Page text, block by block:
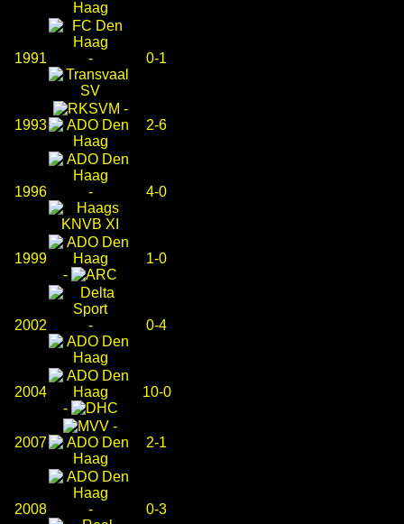
1991 - 0-1
1993
-
2-6
1996 - 4-0
1999
-
1-0
2002 - 0-4
2004
-
10-0
2007
-
2-1
2008 - 0-3